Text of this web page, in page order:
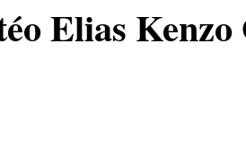
Elias